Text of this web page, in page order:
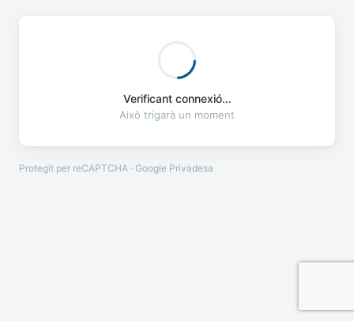
Verificant connexió...
Això trigarà un moment
Protegit per reCAPTCHA · Google Privadesa